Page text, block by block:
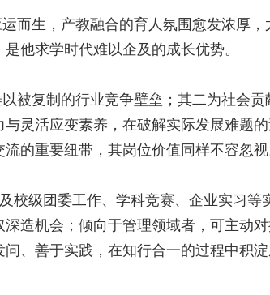
而生，产教融合的育人氛围愈发浓厚，
他求学时代难以企及的成长优势。
被复制的行业竞争壁垒；其二为社会贡
灵活应变素养，在破解实际发展难题
的重要纽带，其岗位价值同样不容忽
校级团委工作、学科竞赛、企业实习等
造机会；倾向于管理领域者，可主动
、善于实践，在知行合一的过程中积